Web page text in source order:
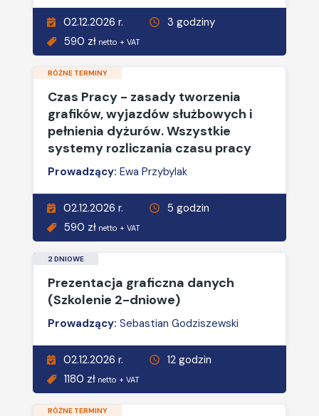
02.12.2026 r.
3 godziny
590 zł netto + VAT
RÓŻNE TERMINY
Czas Pracy - zasady tworzenia
grafików, wyjazdów służbowych i
pełnienia dyżurów. Wszystkie
systemy rozliczania czasu pracy
Prowadzący: Ewa Przybylak
02.12.2026 r.
5 godzin
590 zł netto + VAT
2 DNIOWE
Prezentacja graficzna danych
(Szkolenie 2-dniowe)
Prowadzący: Sebastian Godziszewski
02.12.2026 r.
12 godzin
1180 zł netto + VAT
RÓŻNE TERMINY